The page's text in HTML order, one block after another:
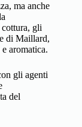
ma anche
gli
di Maillard,
aromatica.
gli agenti
del